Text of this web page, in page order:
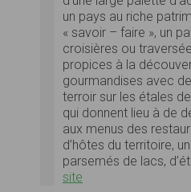
un pays au riche
« savoir – faire », un
croisières ou
propices à la
gourmandises avec
terroir sur les étales
qui donnent lieu à de
aux menus des
d’hôtes du territoire,
parsemés de lacs,
site